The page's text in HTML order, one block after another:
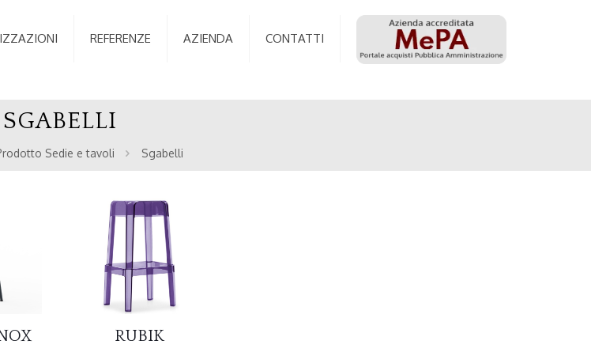
REFERENZE AZIENDA CONTATTI
SGABELLI
Sedie e tavoli Sgabelli
RUBIK